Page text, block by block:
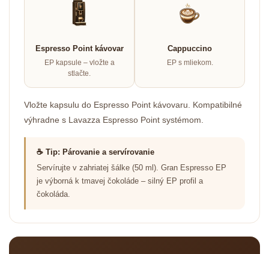
Espresso Point kávovar
EP kapsule – vložte a
stlačte.
Cappuccino
EP s mliekom.
Vložte kapsulu do Espresso Point kávovaru. Kompatibilné
výhradne s Lavazza Espresso Point systémom.
☕ Tip: Párovanie a servírovanie
Servírujte v zahriatej šálke (50 ml). Gran Espresso EP
je výborná k tmavej čokoláde – silný EP profil a
čokoláda.